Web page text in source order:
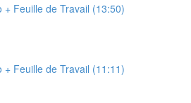
+ Feuille de Travail (13:50)
+ Feuille de Travail (11:11)